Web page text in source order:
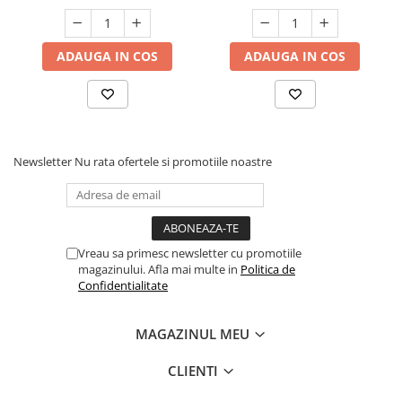
ADAUGA IN COS ADAUGA IN COS
Newsletter Nu rata ofertele si promotiile noastre
Vreau sa primesc newsletter cu promotiile
magazinului. Afla mai multe in Politica de
Confidentialitate
MAGAZINUL MEU
CLIENTI